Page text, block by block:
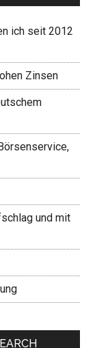
ich seit 2012
Zinsen
und mit